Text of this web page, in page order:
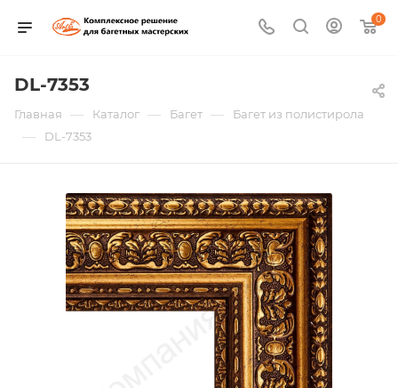
0
DL-7353
Главная — Каталог — Багет — Багет из полистирола
— DL-7353